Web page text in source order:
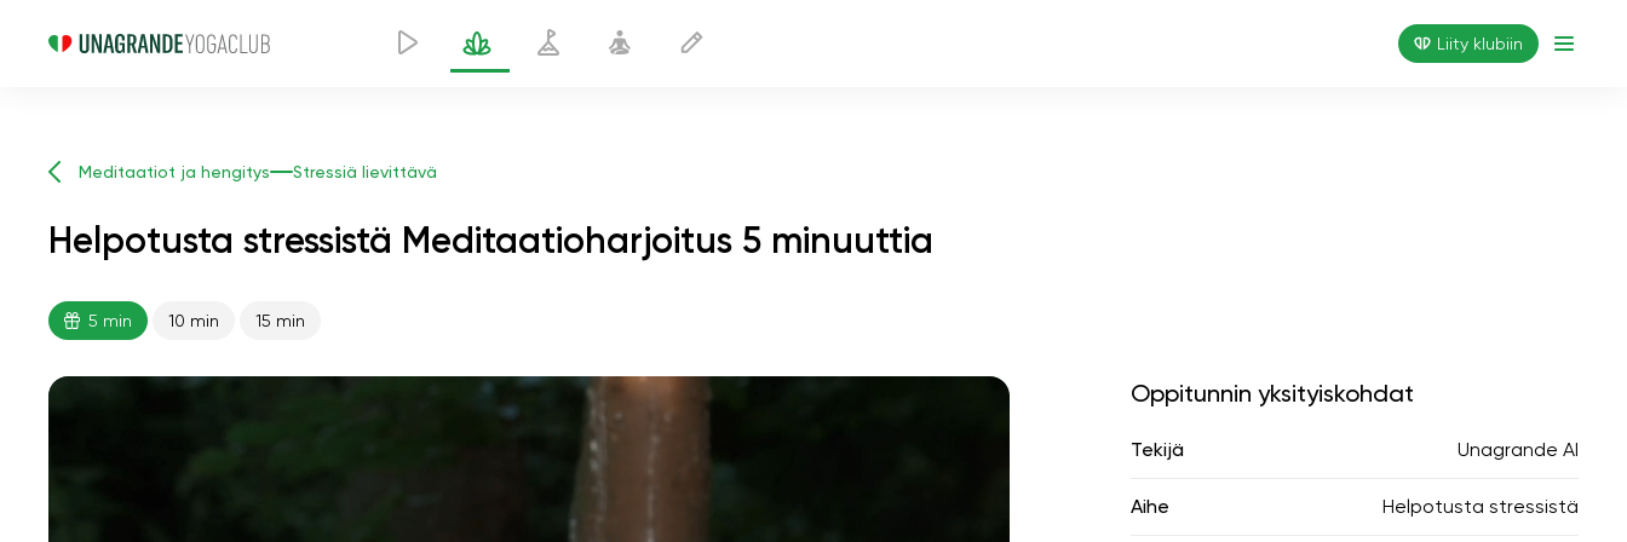
Liity klubiin
Meditaatiot ja hengitys Stressiä lievittävä
Helpotusta stressistä Meditaatioharjoitus 5 minuuttia
5 min 10 min 15 min
sielun lento
sisäinen rauha
Oppitunnin yksityiskohdat
Tekijä Unagrande AI
Aihe Helpotusta stressistä